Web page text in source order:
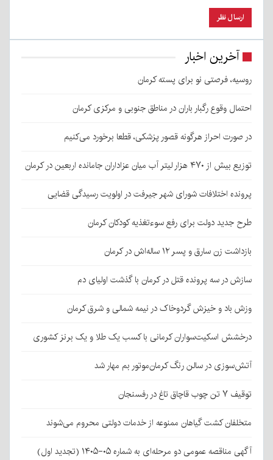
آخرین اخبار
روسیه، فرصتی نو برای پسته کرمان
احتمال وقوع رگبار باران در مناطق جنوبی و مرکزی کرمان
در صورت احراز هرگونه قصور پزشکی، قطعا برخورد می‌کنیم
توزیع بیش از ۴۷۰ هزار لیتر آب میان عزاداران جامانده اربعین در کرمان
پرونده اختلافات شورای شهر جیرفت در اولویت رسیدگی قضایی
طرح جدید دولت برای رفع سوءتغذیه کودکان کرمان
بازداشت زن سارق و پسر ۱۲ ساله‌اش در کرمان
سازش در سه پرونده قتل در کرمان با گذشت اولیای دم
وزش باد و خیزش گردوخاک در نیمه شمالی و شرق کرمان
درخشش اسکیت‌سواران کرمانی با کسب یک طلا و یک برنز کشوری
آتش‌سوزی در سالن رنگ کرمان‌موتور بم مهار شد
توقیف ۷ تن چوب قاچاق تاغ در رفسنجان
متخلفان کشت گیاهان ممنوعه از خدمات دولتی محروم می‌شوند
آگهی مناقصه عمومی دو مرحله‌ای به شماره ۰۵-۱۴۰۵ (تجدید اول)